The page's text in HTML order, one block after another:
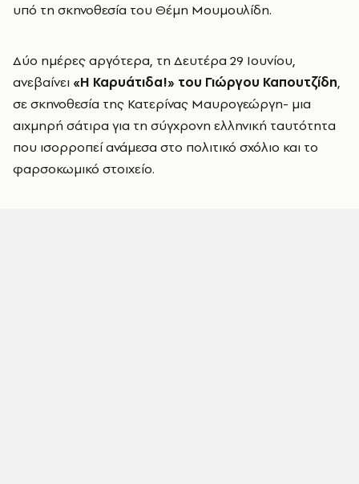
υπό τη σκηνοθεσία του Θέμη Μουμουλίδη.
Δύο ημέρες αργότερα, τη Δευτέρα 29 Ιουνίου,
ανεβαίνει «Η Καρυάτιδα!» του Γιώργου Καπουτζίδη,
σε σκηνοθεσία της Κατερίνας Μαυρογεώργη- μια
αιχμηρή σάτιρα για τη σύγχρονη ελληνική ταυτότητα
που ισορροπεί ανάμεσα στο πολιτικό σχόλιο και το
φαρσοκωμικό στοιχείο.